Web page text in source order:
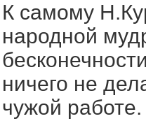
К самому
народной
ничего не
чужой работе.